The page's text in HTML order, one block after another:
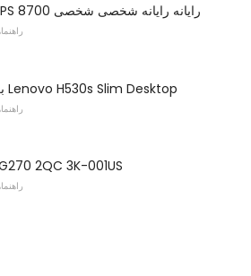
Dell XPS 8700 رایانه رایانه شخصی شخصی
بررسی Lenovo H530s Slim Desktop
2QC 3K-001US